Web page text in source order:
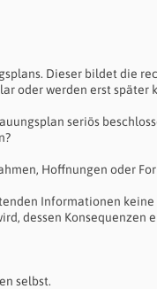
Dieser bildet die
oder werden erst später
seriös
Hoffnungen oder
Informationen
dessen Konsequenzen
selbst.